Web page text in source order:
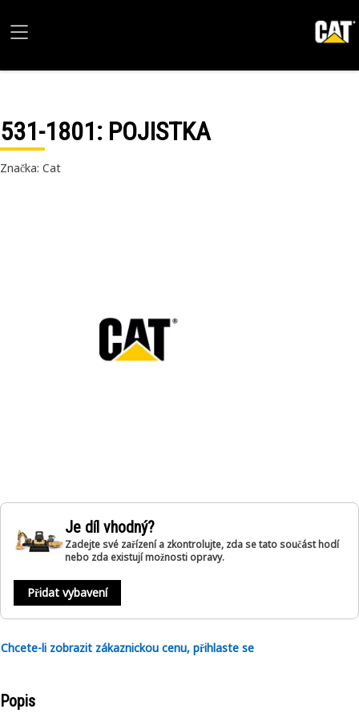
531-1801: POJISTKA
Značka: Cat
Je díl vhodný?
Zadejte své zařízení a zkontrolujte, zda se tato součást hodí
nebo zda existují možnosti opravy.
Přidat vybavení
Chcete-li zobrazit zákaznickou cenu, přihlaste se
Popis